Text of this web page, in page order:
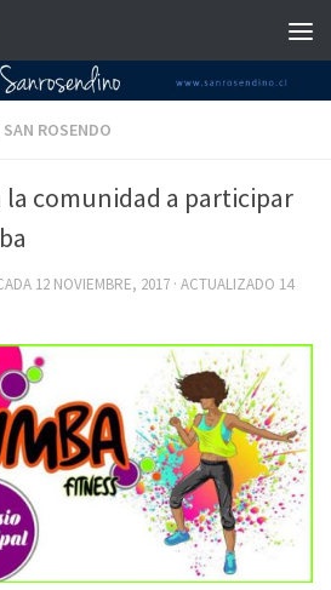
SAN ROSENDO
comunidad a participar
12 NOVIEMBRE, 2017 · ACTUALIZADO 14